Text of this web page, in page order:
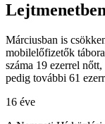
Márciusban is
mobilelőfizetők
száma 19 ezerrel
pedig további 61
16 éve